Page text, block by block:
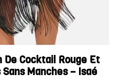
De Cocktail Rouge Et
Manches – Isaé